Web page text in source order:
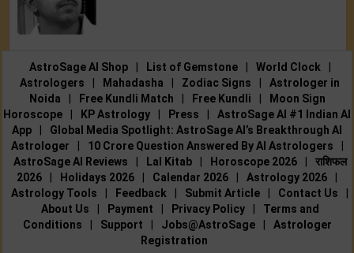
AstroSage AI Shop List of Gemstone World Clock
Astrologers
Mahadasha Zodiac Signs
Astrologer in
Noida
Free Kundli Match Free Kundli
Moon Sign
Horoscope
KP Astrology Press
AstroSage AI #1 Indian AI
App
Global Media Spotlight: AstroSage AI’s Breakthrough AI
Astrologer
10 Crore Question Answered By AI Astrologers
AstroSage AI Reviews
Lal Kitab Horoscope 2026
राशिफल
2026
Holidays 2026 Calendar 2026 Astrology 2026
Astrology Tools
Feedback Submit Article Contact Us
About Us
Payment Privacy Policy
Terms and
Conditions
Support Jobs@AstroSage
Astrologer
Registration